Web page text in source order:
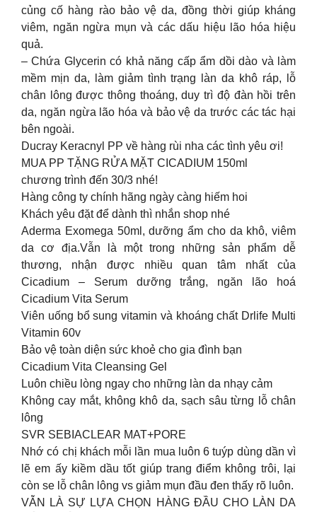
củng cố hàng rào bảo vệ da, đồng thời giúp kháng
viêm, ngăn ngừa mụn và các dấu hiệu lão hóa hiệu
quả.
– Chứa Glycerin có khả năng cấp ẩm dồi dào và làm
mềm mịn da, làm giảm tình trạng làn da khô ráp, lỗ
chân lông được thông thoáng, duy trì độ đàn hồi trên
da, ngăn ngừa lão hóa và bảo vệ da trước các tác hại
bên ngoài.
Ducray Keracnyl PP về hàng rùi nha các tình yêu ơi!
MUA PP TẶNG RỬA MẶT CICADIUM 150ml
chương trình đến 30/3 nhé!
Hàng công ty chính hãng ngày càng hiếm hoi
Khách yêu đặt để dành thì nhắn shop nhé
Aderma Exomega 50ml, dưỡng ẩm cho da khô, viêm
da cơ địa.Vẫn là một trong những sản phẩm dễ
thương, nhận được nhiều quan tâm nhất của
Cicadium – Serum dưỡng trắng, ngăn lão hoá
Cicadium Vita Serum
Viên uống bổ sung vitamin và khoáng chất Drlife Multi
Vitamin 60v
Bảo vệ toàn diện sức khoẻ cho gia đình bạn
Cicadium Vita Cleansing Gel
Luôn chiều lòng ngay cho những làn da nhạy cảm
Không cay mắt, không khô da, sạch sâu từng lỗ chân
lông
SVR SEBIACLEAR MAT+PORE
Nhớ có chị khách mỗi lần mua luôn 6 tuýp dùng dần vì
lẽ em ấy kiềm dầu tốt giúp trang điểm không trôi, lại
còn se lỗ chân lông vs giảm mụn đầu đen thấy rõ luôn.
VẪN LÀ SỰ LỰA CHỌN HÀNG ĐẦU CHO LÀN DA